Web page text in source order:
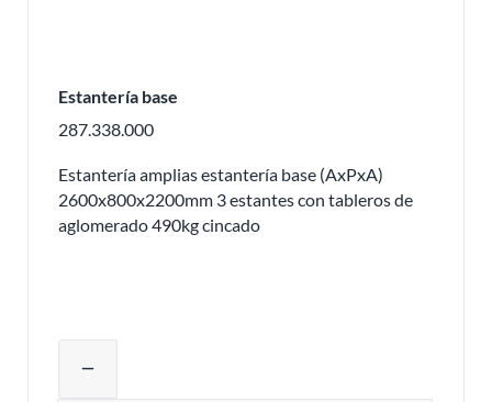
Estantería base
287.338.000
Estantería amplias estantería base (AxPxA)
2600x800x2200mm 3 estantes con tableros de
aglomerado 490kg cincado
remove